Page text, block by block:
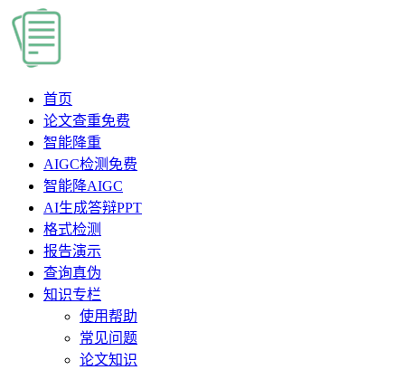
首页
论文查重免费
智能降重
AIGC检测 免费
智能降AIGC
AI生成答辩PPT
格式检测
报告演示
查询真伪
知识专栏
使用帮助
常见问题
论文知识